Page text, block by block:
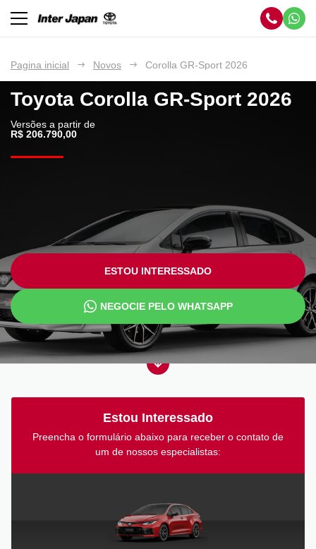
Pagina inicial Novos Corolla GR-Sport 2026
Toyota Corolla GR-Sport 2026
Versões a partir de
R$ 206.790,00
ESTOU INTERESSADO
NEGOCIE PELO WHATSAPP
Estou Interessado
Preencha o formulário abaixo para receber o contato de
um de nossos especialistas: